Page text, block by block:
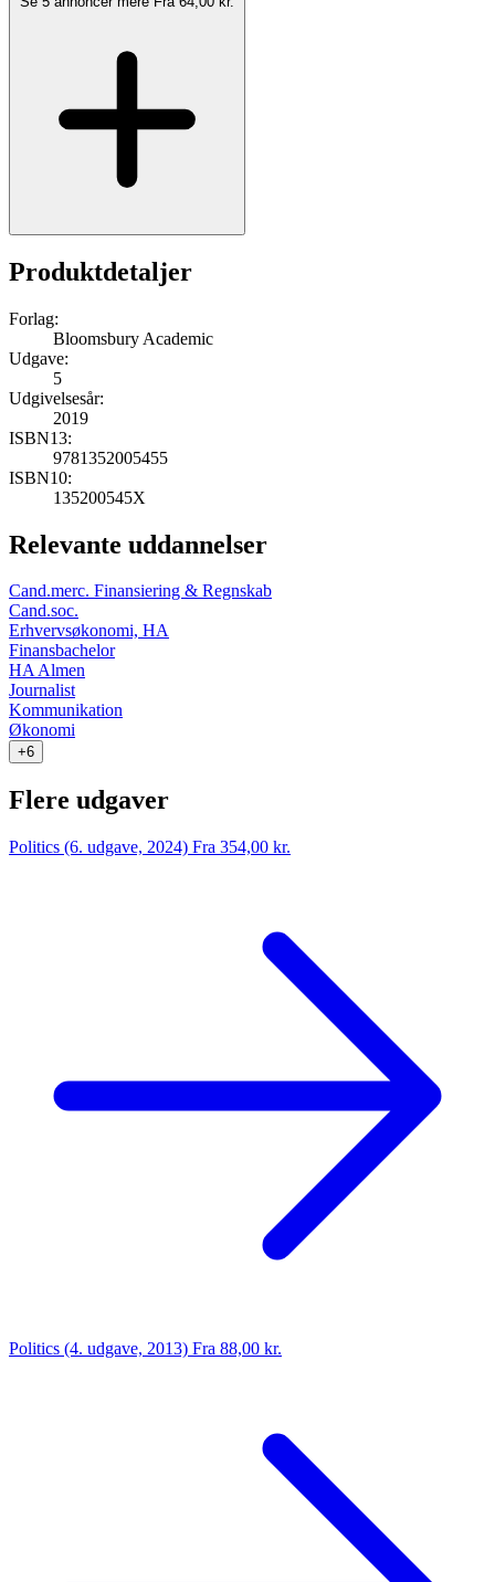
Produktdetaljer
Forlag:
Bloomsbury Academic
Udgave:
5
Udgivelsesår:
2019
ISBN13:
9781352005455
ISBN10:
135200545X
Relevante uddannelser
Cand.merc. Finansiering & Regnskab
Cand.soc.
Erhvervsøkonomi, HA
Finansbachelor
HA Almen
Journalist
Kommunikation
Økonomi
+6
Flere udgaver
Politics (6. udgave, 2024) Fra 354,00 kr.
Politics (4. udgave, 2013) Fra 88,00 kr.